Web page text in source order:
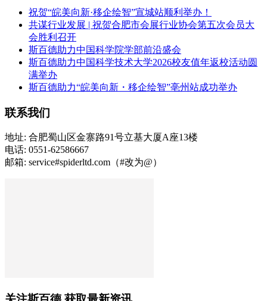
祝贺“皖美向新·移企绘智”宣城站顺利举办！
共谋行业发展 | 祝贺合肥市会展行业协会第五次会员大
会胜利召开
斯百德助力中国科学院学部前沿盛会
斯百德助力中国科学技术大学2026校友值年返校活动圆
满举办
斯百德助力“皖美向新・移企绘智”亳州站成功举办
联系我们
地址: 合肥蜀山区金寨路91号立基大厦A座13楼
电话: 0551-62586667
邮箱: service#spiderltd.com（#改为@）